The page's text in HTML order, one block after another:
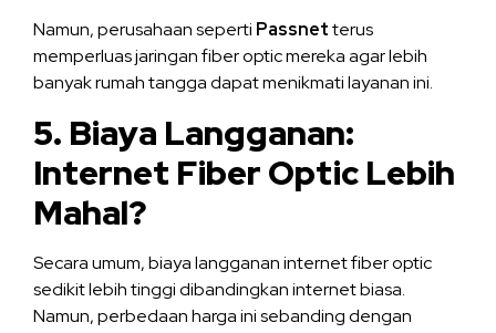
Namun, perusahaan seperti Passnetterus
memperluas jaringan fiber optic mereka agar lebih
banyak rumah tangga dapat menikmati layanan ini.
5. Biaya Langganan:
Internet Fiber Optic Lebih
Mahal?
Secara umum, biaya langganan internet fiber optic
sedikit lebih tinggi dibandingkan internet biasa.
Namun, perbedaan harga ini sebanding dengan